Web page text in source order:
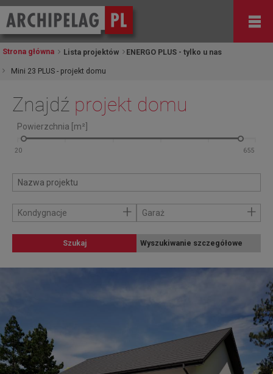
Strona główna Lista projektów ENERGO PLUS - tylko u nas
Mini 23 PLUS - projekt domu
Znajdź projekt domu
Powierzchnia [m²]
Kondygnacje + Garaż +
Szukaj Wyszukiwanie szczegółowe